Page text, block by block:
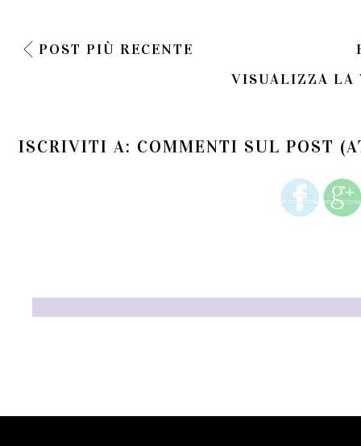
POST PIÙ RECENTE
VISUALIZZA LA
ISCRIVITI A: COMMENTI SUL POST